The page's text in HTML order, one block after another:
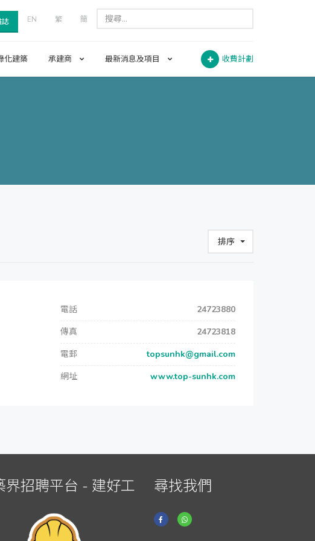
誌 EN 繁 簡
收費計劃
化建築 承建商 最新消息及項目
排序
電話
24723880
傳真
24723818
電郵
topsunhk@gmail.com
網址
www.top-sunhk.com
界招聘平台 - 建好工 尋找我們